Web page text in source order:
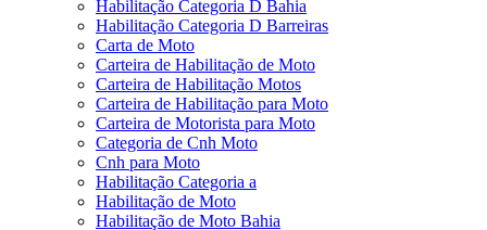
Habilitação Categoria D Bahia
Habilitação Categoria D Barreiras
Carta de Moto
Carteira de Habilitação de Moto
Carteira de Habilitação Motos
Carteira de Habilitação para Moto
Carteira de Motorista para Moto
Categoria de Cnh Moto
Cnh para Moto
Habilitação Categoria a
Habilitação de Moto
Habilitação de Moto Bahia